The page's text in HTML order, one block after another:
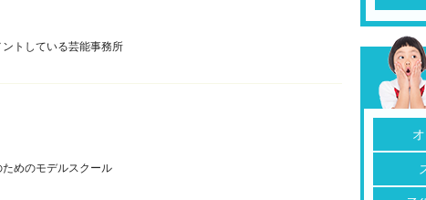
トしている芸能事務所
めのモデルスクール